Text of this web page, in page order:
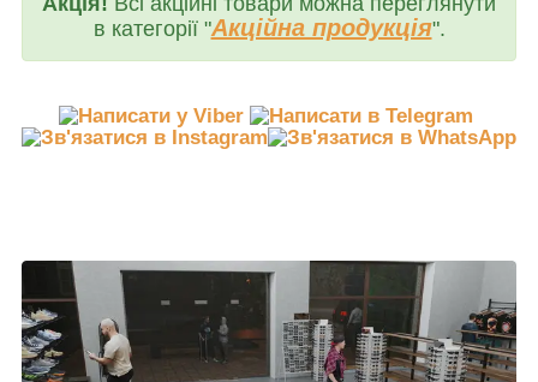
в категорії "Акційна продукція".